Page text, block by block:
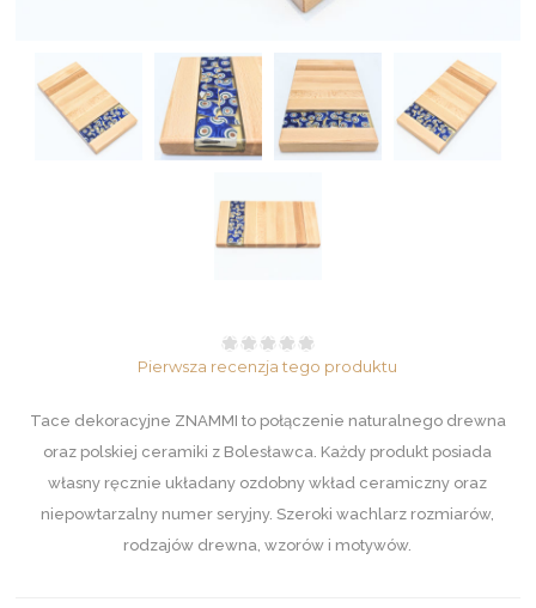
Pierwsza recenzja tego produktu
Tace dekoracyjne ZNAMMI to połączenie naturalnego drewna
oraz polskiej ceramiki z Bolesławca. Każdy produkt posiada
własny ręcznie układany ozdobny wkład ceramiczny oraz
niepowtarzalny numer seryjny. Szeroki wachlarz rozmiarów,
rodzajów drewna, wzorów i motywów.